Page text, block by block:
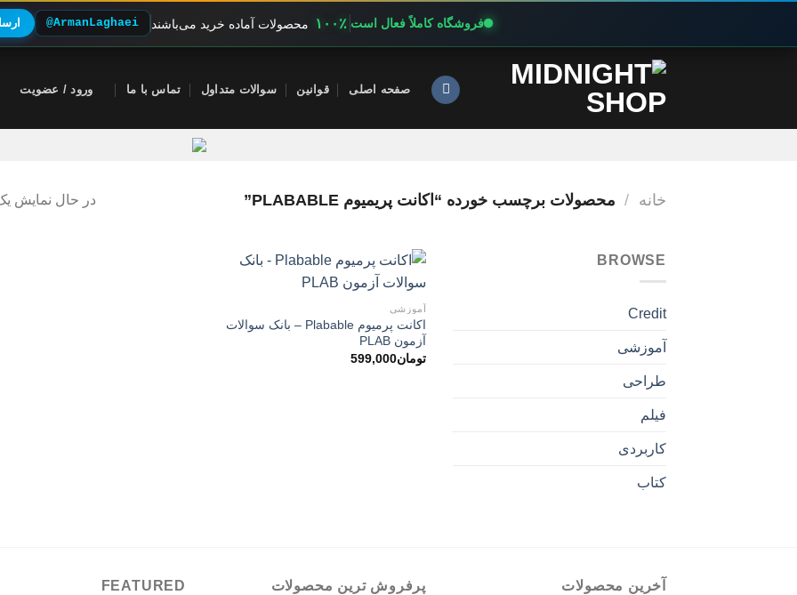
فروشگاه کاملاً فعال است ۱۰۰٪ محصولات آماده خرید می‌باشند @ArmanLaghaei
صفحه اصلی قوانین سوالات متداول تماس با ما ورود / عضویت
خانه / محصولات برچسب خورده “اکانت پریمیوم PLABABLE” در حال نمایش
BROWSE
Credit
آموزشی
طراحی
فیلم
کاربردی
کتاب
آموزشی
اکانت پرمیوم Plabable – بانک سوالات
آزمون PLAB
تومان599,000
آخرین محصولات پرفروش ترین محصولات FEATURED